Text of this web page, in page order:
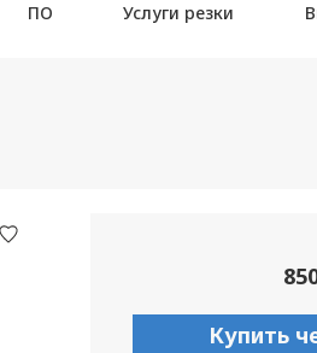
ПО Услуги резки
Купить